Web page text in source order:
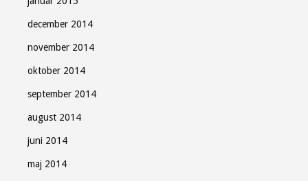
december 2014
november 2014
oktober 2014
september 2014
august 2014
juni 2014
maj 2014